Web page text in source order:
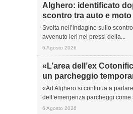
Alghero: identificato
scontro tra auto e moto
Svolta nell’indagine sullo
avvenuto ieri nei pressi della...
6 Agosto 2026
«L’area dell’ex
un parcheggio
«Ad Alghero si continua a parlare
dell’emergenza parcheggi come
6 Agosto 2026